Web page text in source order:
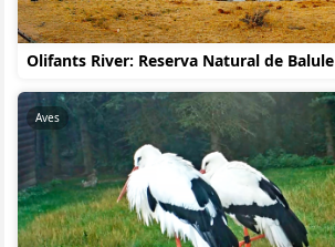
Olifants River: Reserva Natural de Balule
Aves